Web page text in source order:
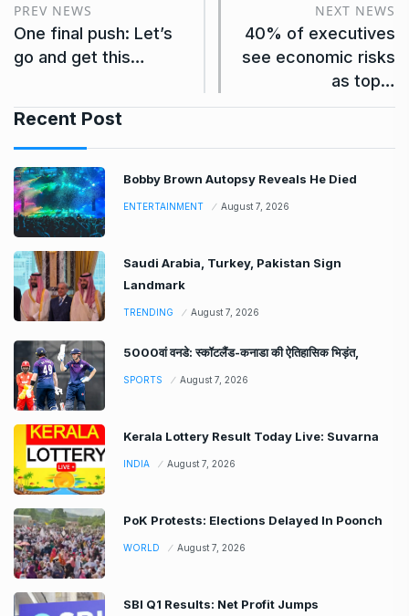
PREV NEWS
One final push: Let’s
go and get this…
NEXT NEWS
40% of executives
see economic risks
as top…
Recent Post
Bobby Brown Autopsy Reveals He Died
ENTERTAINMENT August 7, 2026
Saudi Arabia, Turkey, Pakistan Sign
Landmark
TRENDING August 7, 2026
5000वां वनडे: स्कॉटलैंड-कनाडा की ऐतिहासिक भिड़ंत,
SPORTS August 7, 2026
Kerala Lottery Result Today Live: Suvarna
INDIA August 7, 2026
PoK Protests: Elections Delayed In Poonch
WORLD August 7, 2026
SBI Q1 Results: Net Profit Jumps